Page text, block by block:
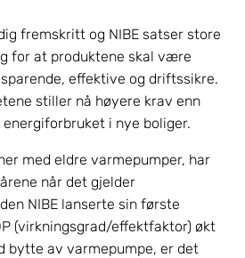
fremskritt og NIBE satser store
for at produktene skal være
effektive og driftssikre.
stiller nå høyere krav enn
i nye boliger.
med eldre varmepumper, har
når det gjelder
NIBE lanserte sin første
(virkningsgrad/effektfaktor) økt
bytte av varmepumpe, er det